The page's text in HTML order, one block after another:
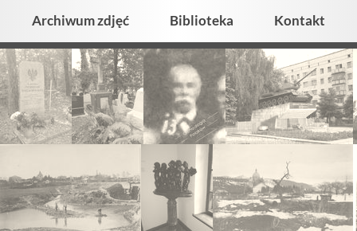
Archiwum zdjęć
Biblioteka Kontakt